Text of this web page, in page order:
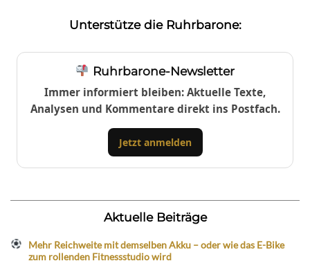
Unterstütze die Ruhrbarone:
Ruhrbarone-Newsletter
Immer informiert bleiben: Aktuelle Texte,
Analysen und Kommentare direkt ins Postfach.
Jetzt anmelden
Aktuelle Beiträge
Mehr Reichweite mit demselben Akku – oder wie das E-Bike
zum rollenden Fitnessstudio wird